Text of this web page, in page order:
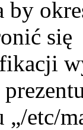
by
się
etc/